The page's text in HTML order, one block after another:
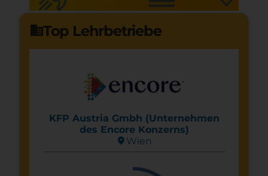
domainTop Lehrbetriebe
KFP Austria Gmbh (Unternehmen
des Encore Konzerns)
location_on Wien